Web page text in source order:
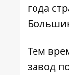
года
Тем
завод